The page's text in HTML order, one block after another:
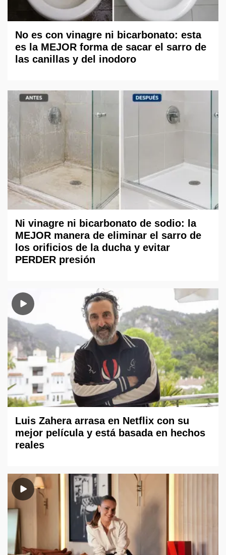
No es con vinagre ni bicarbonato: esta
es la MEJOR forma de sacar el sarro de
las canillas y del inodoro
Ni vinagre ni bicarbonato de sodio: la
MEJOR manera de eliminar el sarro de
los orificios de la ducha y evitar
PERDER presión
Luis Zahera arrasa en Netflix con su
mejor película y está basada en hechos
reales